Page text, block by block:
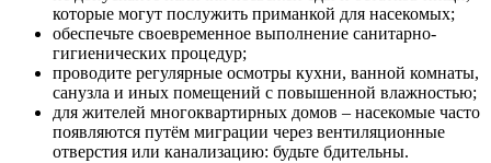
которые могут послужить приманкой для насекомых;
обеспечьте своевременное выполнение санитарно-
гигиенических процедур;
проводите регулярные осмотры кухни, ванной комнаты,
санузла и иных помещений с повышенной влажностью;
для жителей многоквартирных домов – насекомые часто
появляются путём миграции через вентиляционные
отверстия или канализацию: будьте бдительны.